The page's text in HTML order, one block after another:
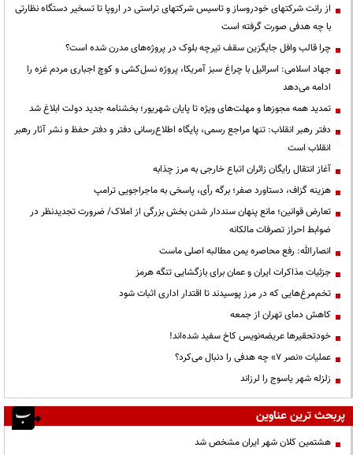
از رانت‌ شرکتهای خودروساز و تاسیس شرکتهای تراستی در اروپا تا تسخیر دستگاه نظارتی
با چه هدفی صورت گرفته است
چرا قالب وافل جایگزین سقف تیرچه بلوک در پروژه‌های مدرن شده است؟
جهاد اسلامی: اسرائیل با چراغ سبز آمریکا، پروژه نسل‌کشی و کوچ اجباری مردم غزه را
ادامه می‌دهد
تمدید همه مجوزها و مهلت‌های ویژه تا پایان شهریور؛ بخشنامه جدید دولت ابلاغ شد
دفتر رهبر انقلاب: تنها مراجع رسمی، پایگاه اطلاع‌رسانی دفتر و دفتر حفظ و نشر آثار رهبر
انقلاب است
آغاز انتقال رایگان زائران اتباع خارجی به مرز چذابه
هزینه گزاف، دستاورد صفر؛ برگه رأی، پاسخی به ماجراجویی ترامپ
تعارض قوانین؛ مانع پنهان سنددار شدن بخش بزرگی از املاک/ ضرورت تجدیدنظر در
ضوابط احراز تصرفات مالکانه
انصارالله: رفع محاصره یمن مطالبه اصلی ماست
جزئیات مذاکرات ایران و عمان برای بازگشایی تنگه هرمز
تخم‌مرغ‌هایی که در مرز پوسیدند تا اقتدار اداری اثبات شود
کاهش دمای تهران از جمعه
خودتحقیرها عریضه‌نویس کاخ سفید شده‌اند!
عملیات «نصر ۷» چه هدفی را دنبال می‌کرد؟
زلزله شهر یاسوج را لرزاند
پربحث ترین عناوین
هشتمین کلان شهر ایران مشخص شد